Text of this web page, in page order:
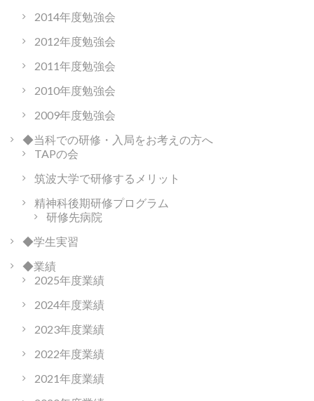
2014年度勉強会
2012年度勉強会
2011年度勉強会
2010年度勉強会
2009年度勉強会
◆当科での研修・入局をお考えの方へ
TAPの会
筑波大学で研修するメリット
精神科後期研修プログラム
研修先病院
◆学生実習
◆業績
2025年度業績
2024年度業績
2023年度業績
2022年度業績
2021年度業績